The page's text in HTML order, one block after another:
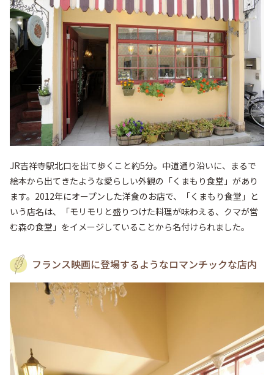
JR吉祥寺駅北口を出て歩くこと約5分。中道通り沿いに、まるで
絵本から出てきたような愛らしい外観の「くまもり食堂」があり
ます。2012年にオープンした洋食のお店で、「くまもり食堂」と
いう店名は、「モリモリと盛りつけた料理が味わえる、クマが営
む森の食堂」をイメージしていることから名付けられました。
フランス映画に登場するようなロマンチックな店内